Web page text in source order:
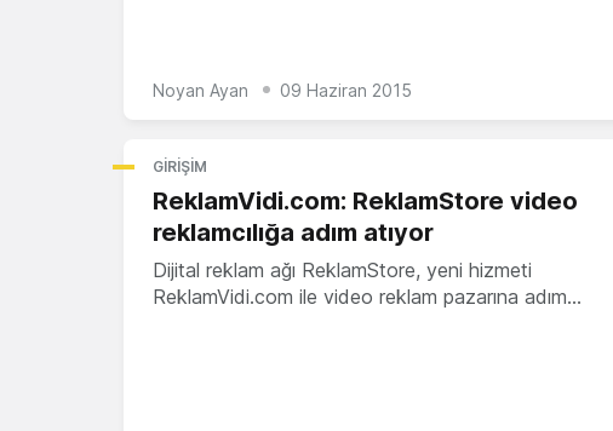
Noyan Ayan 09 Haziran 2015
GIRIŞIM
ReklamVidi.com: ReklamStore video
reklamcılığa adım atıyor
Dijital reklam ağı ReklamStore, yeni hizmeti
ReklamVidi.com ile video reklam pazarına adım…